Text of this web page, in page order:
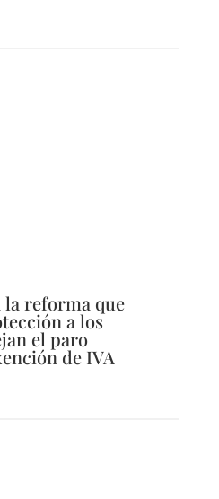
reforma que
a los
el paro
de IVA